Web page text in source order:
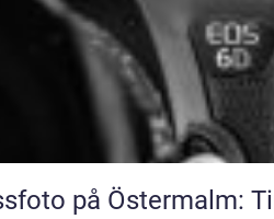
på Östermalm: